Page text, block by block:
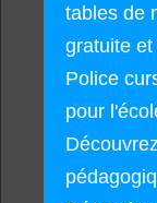
tables de
gratuite
Police
pour